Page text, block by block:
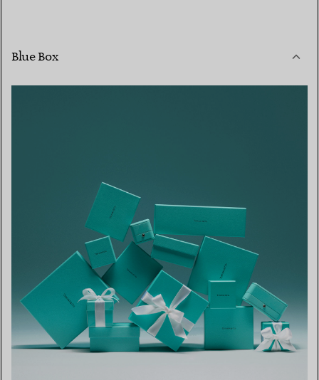
Blue Box